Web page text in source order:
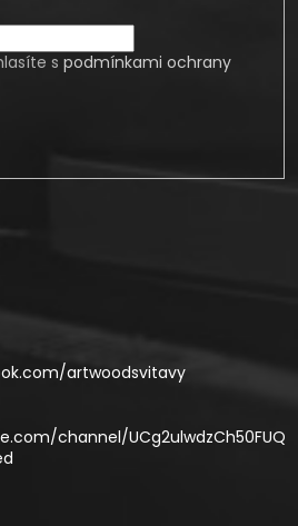
s podmínkami ochrany
artwoodsvitavy
channel/UCg2ulwdzCh50FUQ